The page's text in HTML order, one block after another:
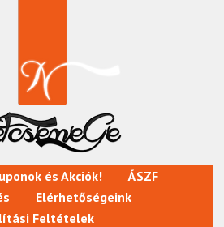
és Akciók!
ÁSZF
Elérhetőségeink
Feltételek